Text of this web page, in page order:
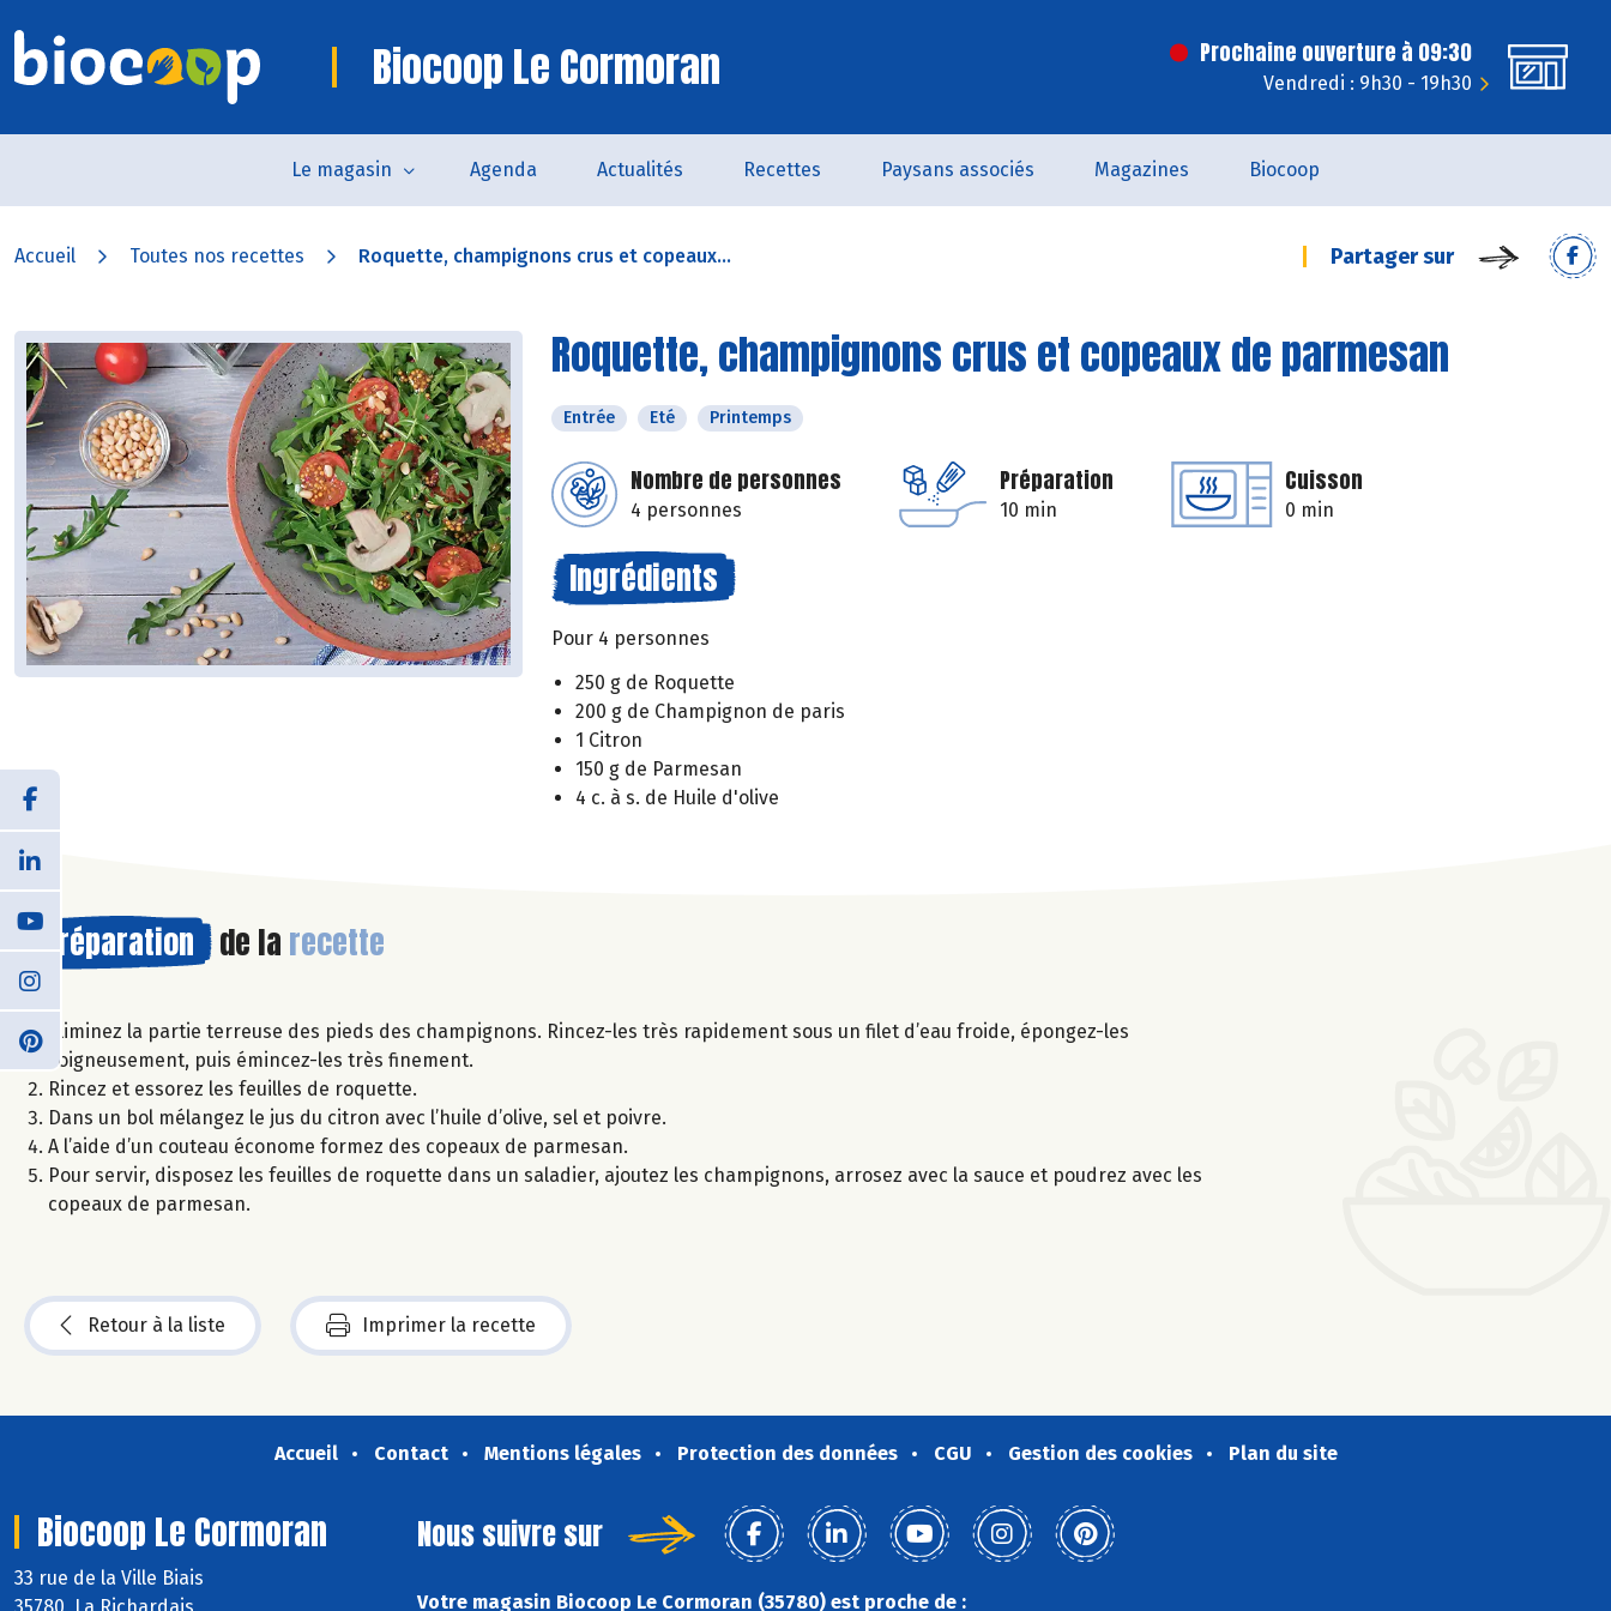
Biocoop Le Cormoran Prochaine ouverture à 09:30
Vendredi : 9h30 - 19h30
Le magasin Agenda Actualités Recettes Paysans associés Magazines Biocoop
Accueil Toutes nos recettes Roquette, champignons crus et copeaux... Partager sur
Roquette, champignons crus et copeaux de parmesan
Entrée Eté Printemps
Nombre de personnes
4 personnes
Préparation
10 min
Cuisson
0 min
Ingrédients
Pour 4 personnes
250 g de Roquette
200 g de Champignon de paris
1 Citron
150 g de Parmesan
4 c. à s. de Huile d'olive
Préparation de la recette
Eliminez la partie terreuse des pieds des champignons. Rincez-les très rapidement sous un filet d’eau froide, épongez-les
soigneusement, puis émincez-les très finement.
Rincez et essorez les feuilles de roquette.
Dans un bol mélangez le jus du citron avec l’huile d’olive, sel et poivre.
A l’aide d’un couteau économe formez des copeaux de parmesan.
Pour servir, disposez les feuilles de roquette dans un saladier, ajoutez les champignons, arrosez avec la sauce et poudrez avec les
copeaux de parmesan.
Retour à la liste Imprimer la recette
Accueil Contact Mentions légales Protection des données CGU Gestion des cookies Plan du site
Biocoop Le Cormoran
33 rue de la Ville Biais
35780 La Richardais
Nous suivre sur
Votre magasin Biocoop Le Cormoran (35780) est proche de :